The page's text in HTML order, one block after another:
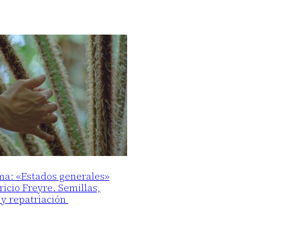
«Estados generales»
Freyre. Semillas,
repatriación